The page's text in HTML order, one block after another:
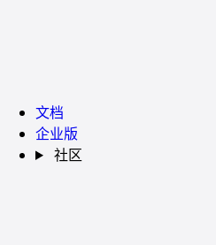
文档
企业版
社区